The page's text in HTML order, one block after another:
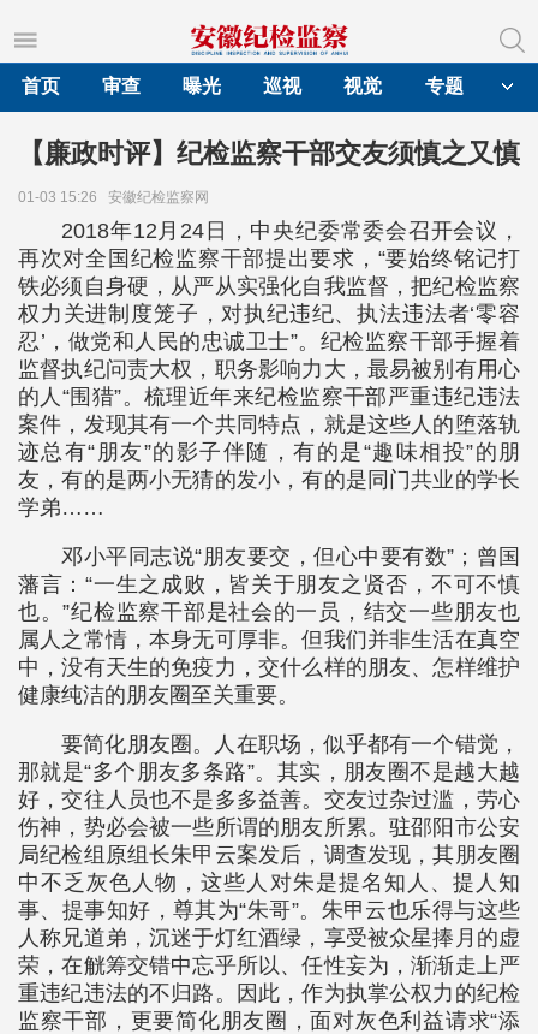
首页
审查 曝光 巡视 视觉 专题
【廉政时评】纪检监察干部交友须慎之又慎
01-03 15:26 安徽纪检监察网
2018年12月24日，中央纪委常委会召开会议，
再次对全国纪检监察干部提出要求，“要始终铭记打
铁必须自身硬，从严从实强化自我监督，把纪检监察
权力关进制度笼子，对执纪违纪、执法违法者‘零容
忍’，做党和人民的忠诚卫士”。纪检监察干部手握着
监督执纪问责大权，职务影响力大，最易被别有用心
的人“围猎”。梳理近年来纪检监察干部严重违纪违法
案件，发现其有一个共同特点，就是这些人的堕落轨
迹总有“朋友”的影子伴随，有的是“趣味相投”的朋
友，有的是两小无猜的发小，有的是同门共业的学长
学弟……
邓小平同志说“朋友要交，但心中要有数”；曾国
藩言：“一生之成败，皆关于朋友之贤否，不可不慎
也。”纪检监察干部是社会的一员，结交一些朋友也
属人之常情，本身无可厚非。但我们并非生活在真空
中，没有天生的免疫力，交什么样的朋友、怎样维护
健康纯洁的朋友圈至关重要。
要简化朋友圈。人在职场，似乎都有一个错觉，
那就是“多个朋友多条路”。其实，朋友圈不是越大越
好，交往人员也不是多多益善。交友过杂过滥，劳心
伤神，势必会被一些所谓的朋友所累。驻邵阳市公安
局纪检组原组长朱甲云案发后，调查发现，其朋友圈
中不乏灰色人物，这些人对朱是提名知人、提人知
事、提事知好，尊其为“朱哥”。朱甲云也乐得与这些
人称兄道弟，沉迷于灯红酒绿，享受被众星捧月的虚
荣，在觥筹交错中忘乎所以、任性妄为，渐渐走上严
重违纪违法的不归路。因此，作为执掌公权力的纪检
监察干部，更要简化朋友圈，面对灰色利益请求“添